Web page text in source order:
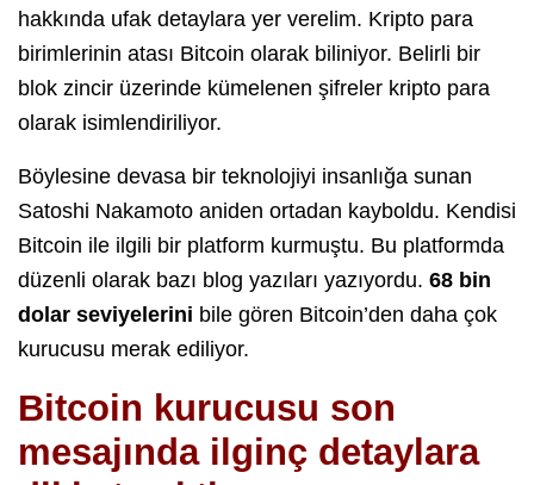
hakkında ufak detaylara yer verelim. Kripto para
birimlerinin atası Bitcoin olarak biliniyor. Belirli bir
blok zincir üzerinde kümelenen şifreler kripto para
olarak isimlendiriliyor.
Böylesine devasa bir teknolojiyi insanlığa sunan
Satoshi Nakamoto aniden ortadan kayboldu. Kendisi
Bitcoin ile ilgili bir platform kurmuştu. Bu platformda
düzenli olarak bazı blog yazıları yazıyordu. 68 bin
dolar seviyelerini bile gören Bitcoin’den daha çok
kurucusu merak ediliyor.
Bitcoin kurucusu son
mesajında ilginç detaylara